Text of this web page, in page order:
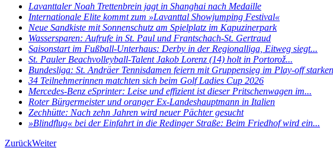
Lavanttaler Noah Trettenbrein jagt in Shanghai nach Medaille
Internationale Elite kommt zum »Lavanttal Showjumping Festival«
Neue Sandkiste mit Sonnenschutz am Spielplatz im Kapuzinerpark
Wassersparen: Aufrufe in St. Paul und Frantschach-St. Gertraud
Saisonstart im Fußball-Unterhaus: Derby in der Regionalliga, Eitweg siegt...
St. Pauler Beachvolleyball-Talent Jakob Lorenz (14) holt in Portorož...
Bundesliga: St. Andräer Tennisdamen feiern mit Gruppensieg im Play-off
34 Teilnehmerinnen matchten sich beim Golf Ladies Cup 2026
Mercedes-Benz eSprinter: Leise und effizient ist dieser Pritschenwagen im...
Roter Bürgermeister und oranger Ex-Landeshauptmann in Italien
Zechhütte: Nach zehn Jahren wird neuer Pächter gesucht
»Blindflug« bei der Einfahrt in die Redinger Straße: Beim Friedhof wird ein...
ZurückWeiter